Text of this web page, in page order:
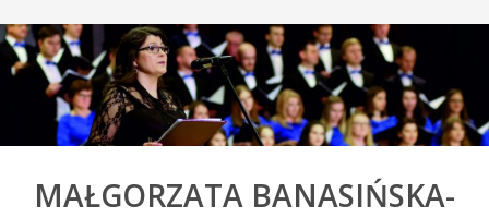
MAŁGORZATA BANASIŃSKA-